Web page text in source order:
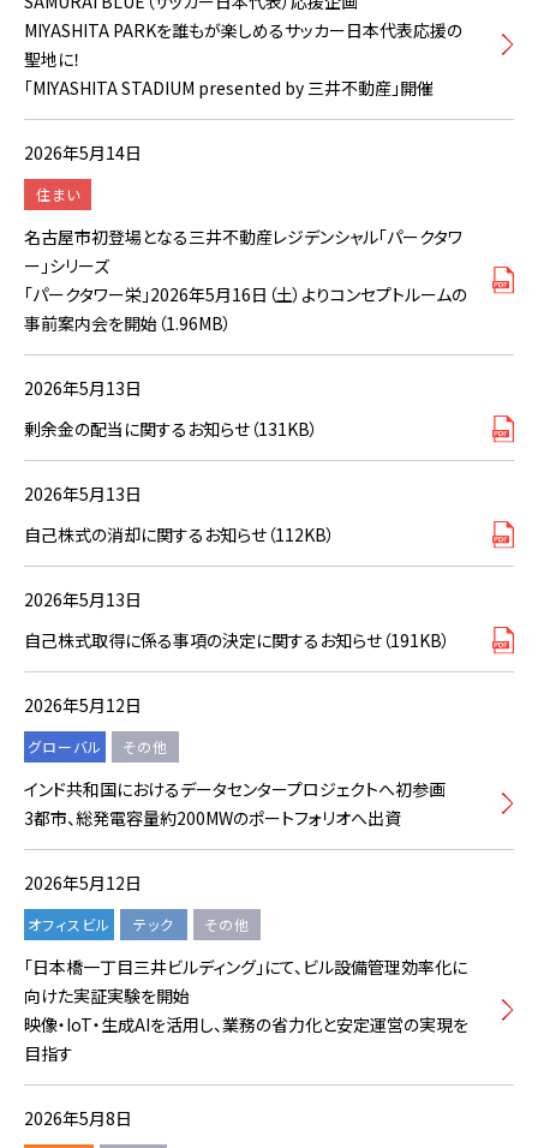
MIYASHITA PARKを誰もが楽しめるサッカー日本代表応援の
聖地に！
「MIYASHITA STADIUM presented by 三井不動産」開催
2026年5月14日
住まい
名古屋市初登場となる三井不動産レジデンシャル「パークタワ
ー」シリーズ
「パークタワー栄」2026年5月16日（土）よりコンセプトルームの
事前案内会を開始（1.96MB）
2026年5月13日
剰余金の配当に関するお知らせ（131KB）
2026年5月13日
自己株式の消却に関するお知らせ（112KB）
2026年5月13日
自己株式取得に係る事項の決定に関するお知らせ（191KB）
2026年5月12日
グローバル その他
インド共和国におけるデータセンタープロジェクトへ初参画
3都市、総発電容量約200MWのポートフォリオへ出資
2026年5月12日
オフィスビル テック その他
「日本橋一丁目三井ビルディング」にて、ビル設備管理効率化に
向けた実証実験を開始
映像・IoT・生成AIを活用し、業務の省力化と安定運営の実現を
目指す
2026年5月8日